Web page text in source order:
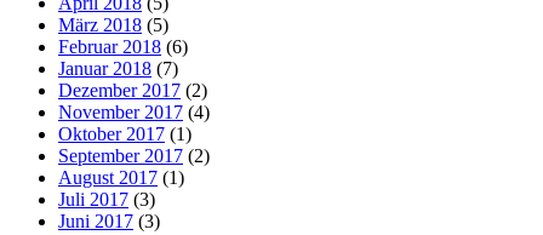
März 2018 (5)
Februar 2018 (6)
Januar 2018 (7)
Dezember 2017 (2)
November 2017 (4)
Oktober 2017 (1)
September 2017 (2)
August 2017 (1)
Juli 2017 (3)
Juni 2017 (3)